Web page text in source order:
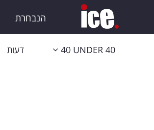
הנבחרת
40 UNDER 40 דעות